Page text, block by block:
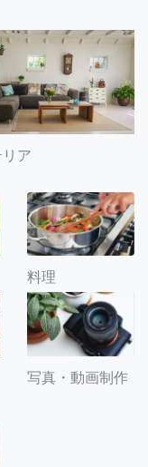
ア
料理
写真・動画制作